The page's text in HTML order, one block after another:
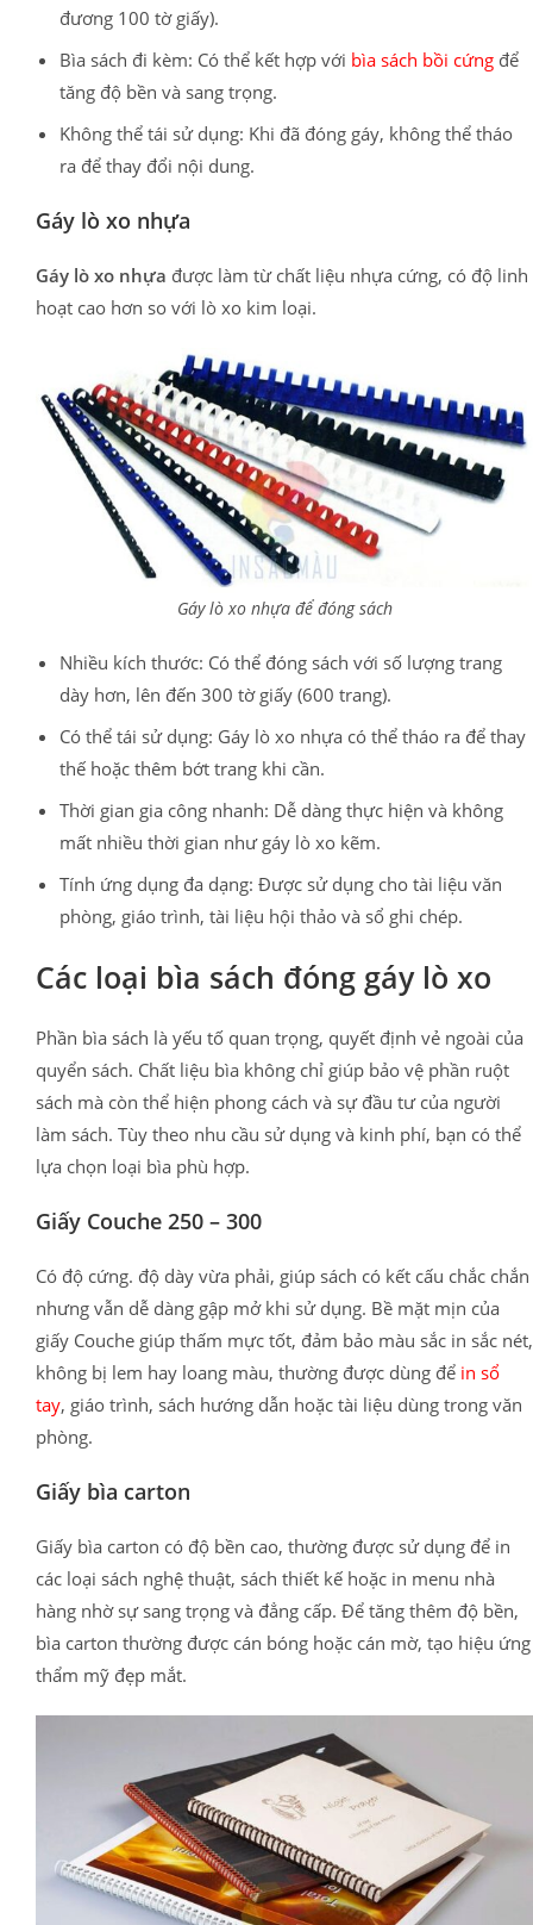
đương 100 tờ giấy).
Bìa sách đi kèm: Có thể kết hợp với bìa sách bồi cứng để
tăng độ bền và sang trọng.
Không thể tái sử dụng: Khi đã đóng gáy, không thể tháo
ra để thay đổi nội dung.
Gáy lò xo nhựa
Gáy lò xo nhựa được làm từ chất liệu nhựa cứng, có độ linh
hoạt cao hơn so với lò xo kim loại.
Gáy lò xo nhựa để đóng sách
Nhiều kích thước: Có thể đóng sách với số lượng trang
dày hơn, lên đến 300 tờ giấy (600 trang).
Có thể tái sử dụng: Gáy lò xo nhựa có thể tháo ra để thay
thế hoặc thêm bớt trang khi cần.
Thời gian gia công nhanh: Dễ dàng thực hiện và không
mất nhiều thời gian như gáy lò xo kẽm.
Tính ứng dụng đa dạng: Được sử dụng cho tài liệu văn
phòng, giáo trình, tài liệu hội thảo và sổ ghi chép.
Các loại bìa sách đóng gáy lò xo
Phần bìa sách là yếu tố quan trọng, quyết định vẻ ngoài của
quyển sách. Chất liệu bìa không chỉ giúp bảo vệ phần ruột
sách mà còn thể hiện phong cách và sự đầu tư của người
làm sách. Tùy theo nhu cầu sử dụng và kinh phí, bạn có thể
lựa chọn loại bìa phù hợp.
Giấy Couche 250 – 300
Có độ cứng. độ dày vừa phải, giúp sách có kết cấu chắc chắn
nhưng vẫn dễ dàng gập mở khi sử dụng. Bề mặt mịn của
giấy Couche giúp thấm mực tốt, đảm bảo màu sắc in sắc nét,
không bị lem hay loang màu, thường được dùng để in sổ
tay, giáo trình, sách hướng dẫn hoặc tài liệu dùng trong văn
phòng.
Giấy bìa carton
Giấy bìa carton có độ bền cao, thường được sử dụng để in
các loại sách nghệ thuật, sách thiết kế hoặc in menu nhà
hàng nhờ sự sang trọng và đẳng cấp. Để tăng thêm độ bền,
bìa carton thường được cán bóng hoặc cán mờ, tạo hiệu ứng
thẩm mỹ đẹp mắt.